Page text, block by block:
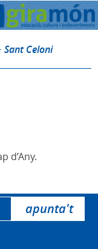
Sant Celoni
d’Any.